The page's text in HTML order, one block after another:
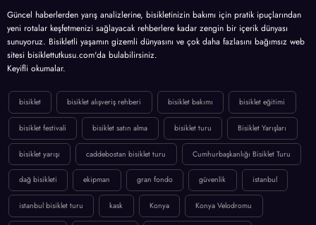
Güncel haberlerden yarış analizlerine, bisikletinizin bakımı için pratik ipuçlarından
yeni rotalar keşfetmenizi sağlayacak rehberlere kadar zengin bir içerik dünyası
sunuyoruz. Bisikletli yaşamın gizemli dünyasını ve çok daha fazlasını bağımsız web
sitesi bisiklettutkusu.com'da bulabilirsiniz.
Keyifli okumalar.
bisiklet bisiklet alışveriş rehberi bisiklet bakımı bisiklet eğitimi
bisiklet festivali bisiklet satın alma bisiklet turu Bisiklet Yarışları
bisiklet yarışı caddebostan bisiklet turu Cumhurbaşkanlığı Bisiklet Turu
dağ bisikleti ekipman gran fondo güvenlik istanbul
istanbul bisiklet turu kask Konya Konya Velodromu